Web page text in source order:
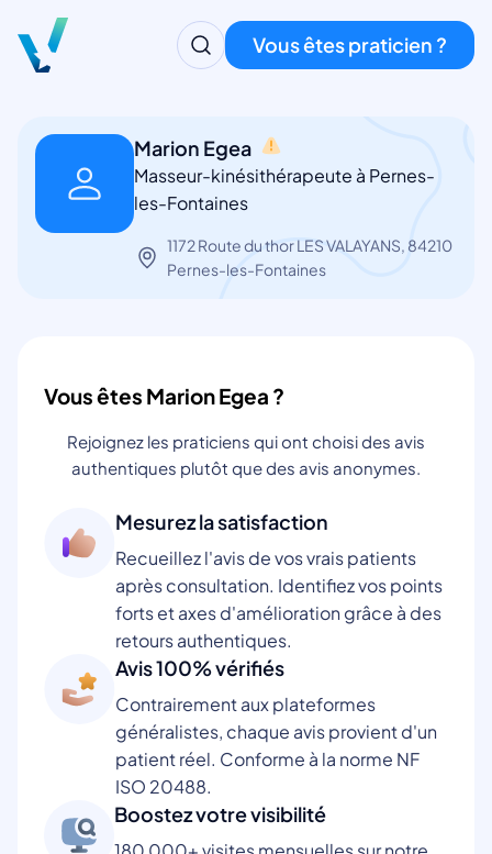
Vous êtes praticien ?
Marion Egea
Masseur-kinésithérapeute à Pernes-
les-Fontaines
1172 Route du thor LES VALAYANS, 84210
Pernes-les-Fontaines
Vous êtes Marion Egea ?
Rejoignez les praticiens qui ont choisi des avis
authentiques plutôt que des avis anonymes.
Mesurez la satisfaction
Recueillez l'avis de vos vrais patients
après consultation. Identifiez vos points
forts et axes d'amélioration grâce à des
retours authentiques.
Avis 100% vérifiés
Contrairement aux plateformes
généralistes, chaque avis provient d'un
patient réel. Conforme à la norme NF
ISO 20488.
Boostez votre visibilité